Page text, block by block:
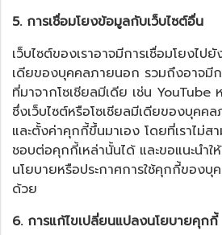
5. การเชื่อมโยงข้อมูลกับเว็บไซต์อื่น
เว็บไซต์ของเราอาจมีการเชื่อมโยงไป
เดียของบุคคลภายนอก รวมถึงอาจมีก
ที่มาจากโซเชียลมีเดีย เช่น YouTube
ซึ่งเว็บไซต์หรือโซเชียลมีเดียของบุคค
และตั้งค่าคุกกี้ขึ้นมาเอง โดยที่เราไม่
ชอบต่อคุกกี้เหล่านั้นได้ และขอแนะนำใ
นโยบายหรือประกาศการใช้คุกกี้ของบุ
ด้วย
6. การแก้ไขเปลี่ยนแปลงนโยบายคุกกี้